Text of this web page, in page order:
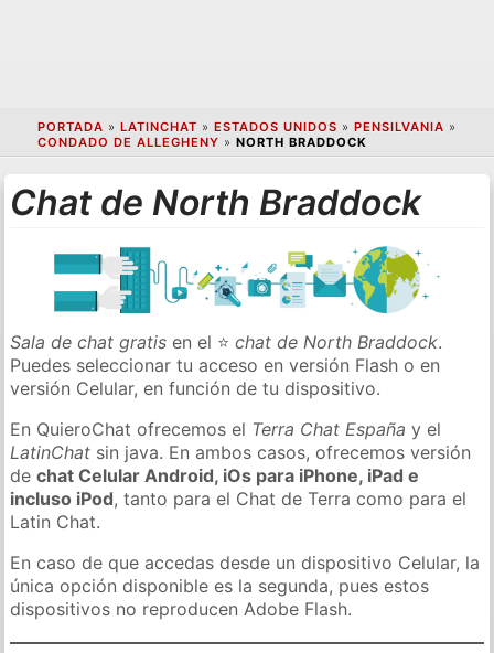
PORTADA » LATINCHAT » ESTADOS UNIDOS » PENSILVANIA »
CONDADO DE ALLEGHENY » NORTH BRADDOCK
Chat de North Braddock
Sala de chat gratis en el ⭐chat de North Braddock.
Puedes seleccionar tu acceso en versión Flash o en
versión Celular, en función de tu dispositivo.
En QuieroChat ofrecemos el Terra Chat España y el
LatinChat sin java. En ambos casos, ofrecemos versión
dechat Celular Android, iOs para iPhone, iPad e
incluso iPod, tanto para el Chat de Terra como para el
Latin Chat.
En caso de que accedas desde un dispositivo Celular, la
única opción disponible es la segunda, pues estos
dispositivos no reproducen Adobe Flash.